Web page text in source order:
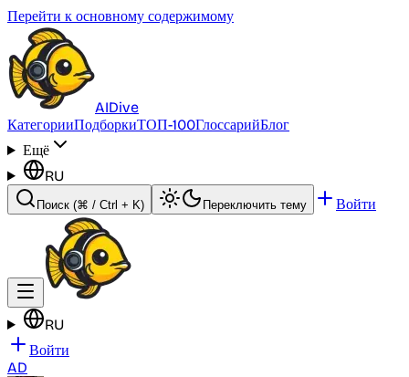
Перейти к основному содержимому
AIDive
КатегорииПодборкиТОП-100ГлоссарийБлог
Ещё
RU
Поиск (⌘ / Ctrl + K) Переключить тему Войти
RU
Войти
AD